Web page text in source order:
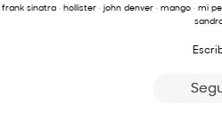
frank sinatra· hollister· john denver· mango· mi